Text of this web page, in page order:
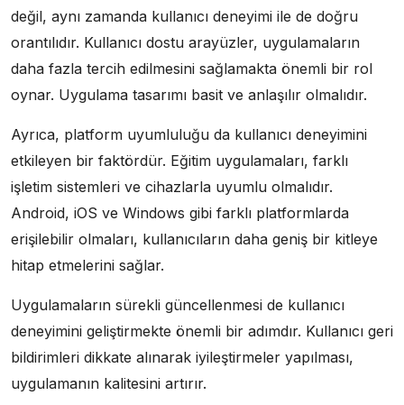
değil, aynı zamanda kullanıcı deneyimi ile de doğru
orantılıdır. Kullanıcı dostu arayüzler, uygulamaların
daha fazla tercih edilmesini sağlamakta önemli bir rol
oynar. Uygulama tasarımı basit ve anlaşılır olmalıdır.
Ayrıca, platform uyumluluğu da kullanıcı deneyimini
etkileyen bir faktördür. Eğitim uygulamaları, farklı
işletim sistemleri ve cihazlarla uyumlu olmalıdır.
Android, iOS ve Windows gibi farklı platformlarda
erişilebilir olmaları, kullanıcıların daha geniş bir kitleye
hitap etmelerini sağlar.
Uygulamaların sürekli güncellenmesi de kullanıcı
deneyimini geliştirmekte önemli bir adımdır. Kullanıcı geri
bildirimleri dikkate alınarak iyileştirmeler yapılması,
uygulamanın kalitesini artırır.